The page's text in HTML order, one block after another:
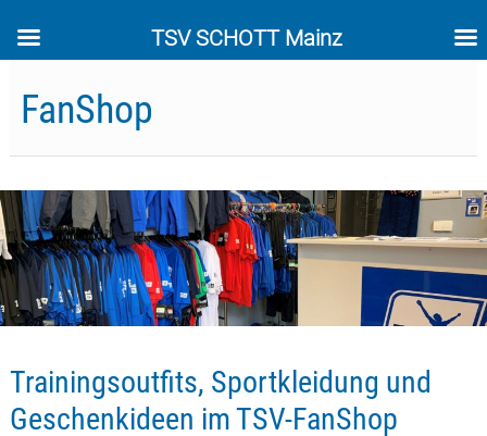
Skip
contentFanShop
Trainingsoutfits, Sportkleidung und
Geschenkideen im TSV-FanShop
TSV SCHOTT Mainz